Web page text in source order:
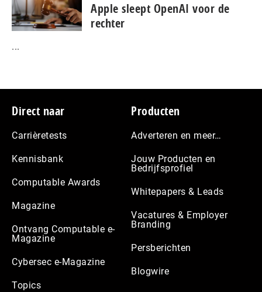
Apple sleept OpenAI voor de
rechter
...
Footer
Direct naar
Carrièretests
Kennisbank
Computable Awards
Magazine
Ontvang Computable e-
Magazine
Cybersec e-Magazine
Topics
Producten
Adverteren en meer…
Jouw Producten en
Bedrijfsprofiel
Whitepapers & Leads
Vacatures & Employer
Branding
Persberichten
Blogwire